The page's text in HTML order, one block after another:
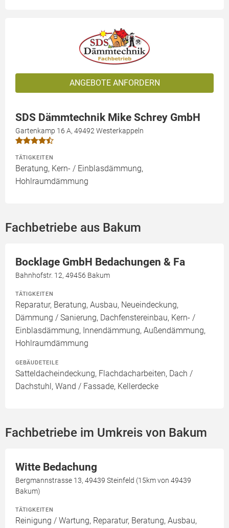
ANGEBOTE ANFORDERN
SDS Dämmtechnik Mike Schrey GmbH
Gartenkamp 16 A, 49492 Westerkappeln
TÄTIGKEITEN
Beratung, Kern- / Einblasdämmung,
Hohlraumdämmung
Fachbetriebe aus Bakum
Bocklage GmbH Bedachungen & Fa
Bahnhofstr. 12, 49456 Bakum
TÄTIGKEITEN
Reparatur, Beratung, Ausbau, Neueindeckung,
Dämmung / Sanierung, Dachfenstereinbau, Kern- /
Einblasdämmung, Innendämmung, Außendämmung,
Hohlraumdämmung
GEBÄUDETEILE
Satteldacheindeckung, Flachdacharbeiten, Dach /
Dachstuhl, Wand / Fassade, Kellerdecke
Fachbetriebe im Umkreis von Bakum
Witte Bedachung
Bergmannstrasse 13, 49439 Steinfeld (15km von 49439
Bakum)
TÄTIGKEITEN
Reinigung / Wartung, Reparatur, Beratung, Ausbau,